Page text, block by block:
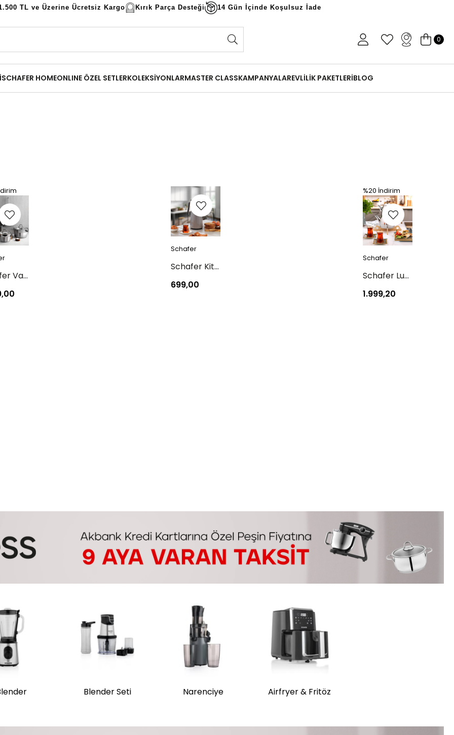
TL ve Üzerine Ücretsiz Kargo Kırık Parça Desteği 14 Gün İçinde Koşulsuz İade
0
SCHAFER HOMEONLINE ÖZEL SETLERKOLEKSİYONLARMASTER CLASSKAMPANYALAREVLİLİK PAKETLERİBLOG
Schafer Vals Çelik Tencere Seti-7 Parça-Inox
Schafer
Schafer Kitchenhouse Aqua Termos 1,5 L-Gri
699,00
%20 İndirim
Schafer
Schafer Luz Orta Boy Çelik Çaydanlık Takımı 3 Parça-Kahve
1.999,20
Blender Seti Narenciye Airfryer & Fritöz